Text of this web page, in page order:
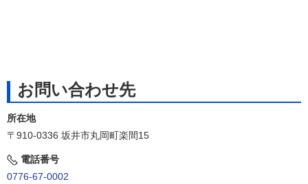
お問い合わせ先
所在地
〒910-0336 坂井市丸岡町楽間15
電話番号
0776-67-0002